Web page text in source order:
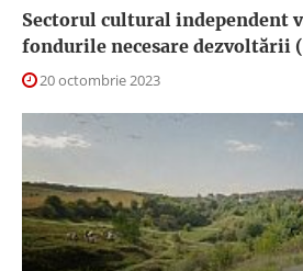
Sectorul cultural independent
fondurile necesare dezvoltării
20 octombrie 2023